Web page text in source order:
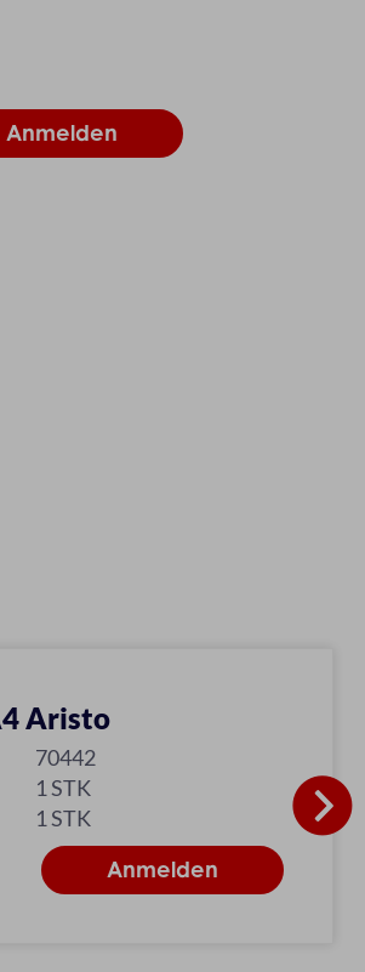
Aristo
70442
1 STK
1 STK